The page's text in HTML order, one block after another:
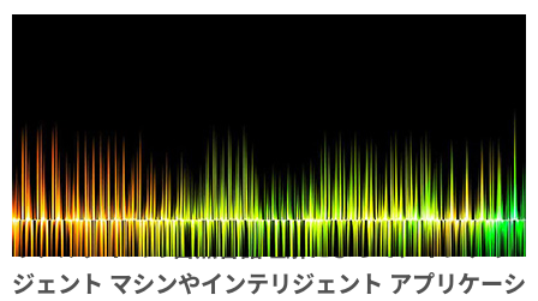
リアルタイムの自然言語理解によって、インテリ
ジェント マシンやインテリジェント アプリケーシ